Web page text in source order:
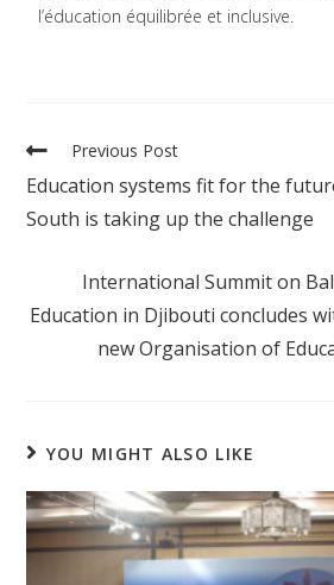
l’éducation équilibrée et inclusive.
Previous Post
Education systems fit for the
South is taking up the challenge
International Summit on
Education in Djibouti concludes
new Organisation of
YOU MIGHT ALSO LIKE